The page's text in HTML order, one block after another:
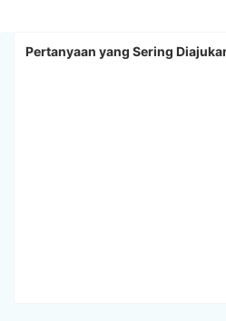
Pertanyaan yang Sering